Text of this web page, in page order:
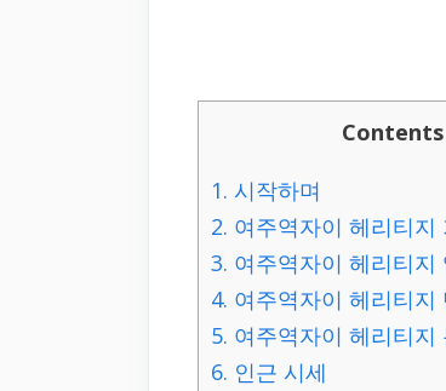
Contents
1. 시작하며
2. 여주역자이 헤리티지
3. 여주역자이 헤리티지
4. 여주역자이 헤리티지
5. 여주역자이 헤리티지
6. 인근 시세